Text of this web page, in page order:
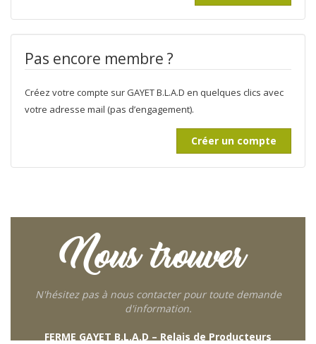
Pas encore membre ?
Créez votre compte sur GAYET B.L.A.D en quelques clics avec
votre adresse mail (pas d’engagement).
Créer un compte
Nous trouver
N'hésitez pas à nous contacter pour toute demande
d'information.
FERME GAYET B.L.A.D – Relais de Producteurs